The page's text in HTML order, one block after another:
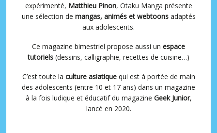
expérimenté, Matthieu Pinon, Otaku Manga présente
une sélection de mangas, animés et webtoonsadaptés
aux adolescents.
Ce magazine bimestriel propose aussi un espace
tutoriels (dessins, calligraphie, recettes de cuisine…)
C’est toute la culture asiatiquequi est à portée de main
des adolescents (entre 10 et 17 ans) dans un magazine
à la fois ludique et éducatif du magazine Geek Junior,
lancé en 2020.